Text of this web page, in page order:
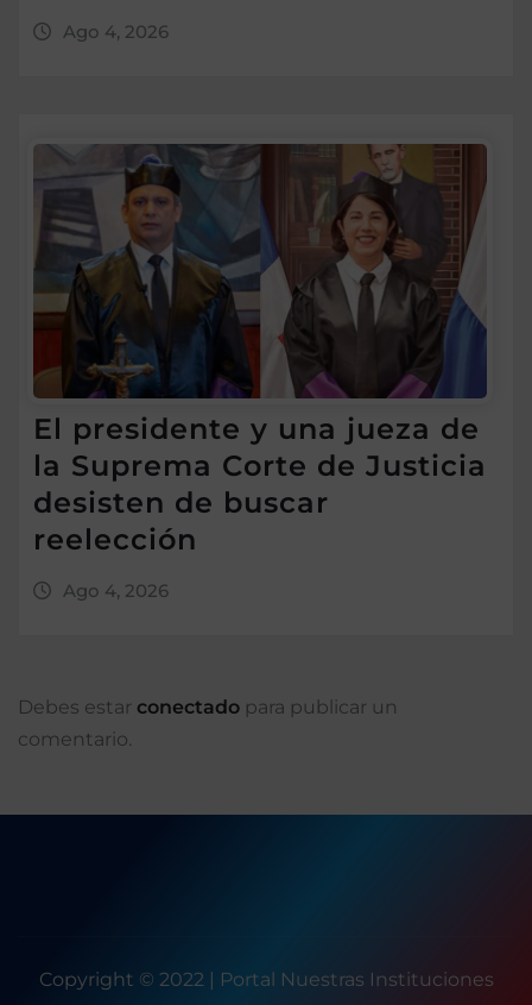
Ago 4, 2026
El presidente y una jueza de
la Suprema Corte de Justicia
desisten de buscar
reelección
Ago 4, 2026
Debes estar conectado para publicar un
comentario.
Copyright © 2022 | Portal Nuestras Instituciones